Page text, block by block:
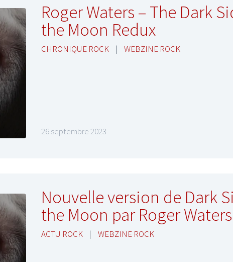
Roger Waters – The Dark
the Moon Redux
CHRONIQUE ROCK | WEBZINE ROCK
26 septembre 2023
Nouvelle version de Dark
the Moon par Roger Waters
ACTU ROCK | WEBZINE ROCK